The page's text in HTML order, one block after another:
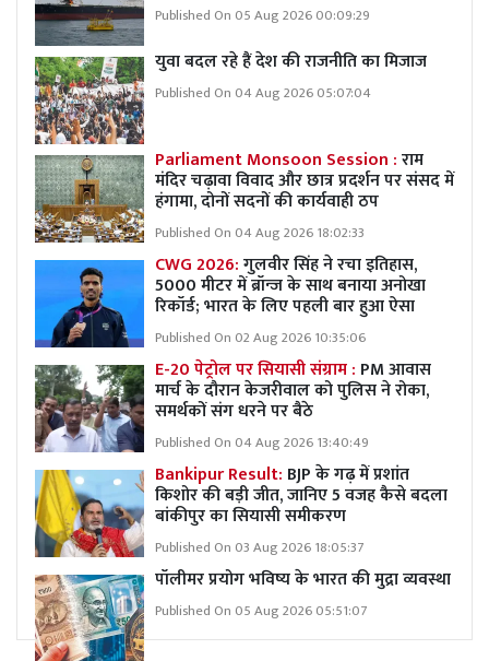
Published On 05 Aug 2026 00:09:29
युवा बदल रहे हैं देश की राजनीति का मिजाज
Published On 04 Aug 2026 05:07:04
Parliament Monsoon Session :राम
मंदिर चढ़ावा विवाद और छात्र प्रदर्शन पर संसद में
हंगामा, दोनों सदनों की कार्यवाही ठप
Published On 04 Aug 2026 18:02:33
CWG 2026:गुलवीर सिंह ने रचा इतिहास,
5000 मीटर में ब्रॉन्ज के साथ बनाया अनोखा
रिकॉर्ड; भारत के लिए पहली बार हुआ ऐसा
Published On 02 Aug 2026 10:35:06
E-20 पेट्रोल पर सियासी संग्राम : PM आवास
मार्च के दौरान केजरीवाल को पुलिस ने रोका,
समर्थकों संग धरने पर बैठे
Published On 04 Aug 2026 13:40:49
Bankipur Result: BJP के गढ़ में प्रशांत
किशोर की बड़ी जीत, जानिए 5 वजह कैसे बदला
बांकीपुर का सियासी समीकरण
Published On 03 Aug 2026 18:05:37
पॉलीमर प्रयोग भविष्य के भारत की मुद्रा व्यवस्था
Published On 05 Aug 2026 05:51:07